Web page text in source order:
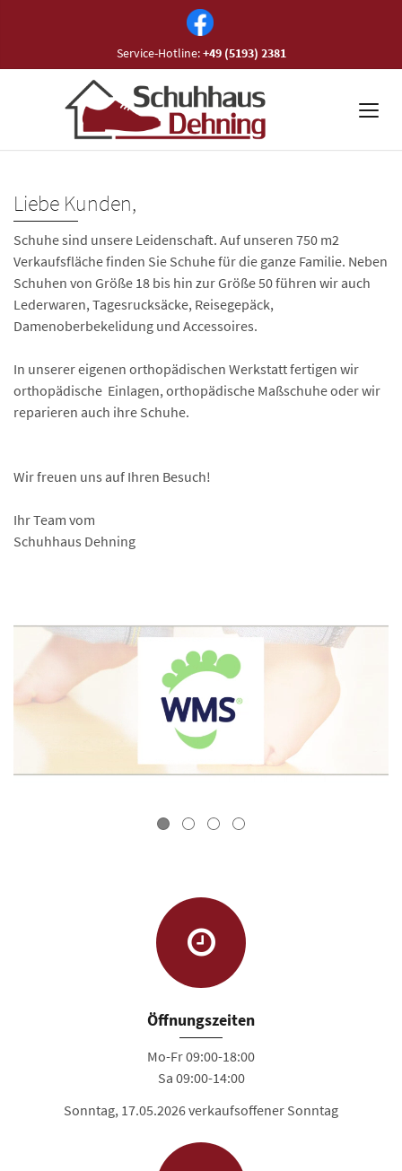
Service-Hotline:+49 (5193) 2381
Liebe Kunden,
Schuhe sind unsere Leidenschaft. Auf unseren 750 m2
Verkaufsfläche finden Sie Schuhe für die ganze Familie. Neben
Schuhen von Größe 18 bis hin zur Größe 50 führen wir auch
Lederwaren, Tagesrucksäcke, Reisegepäck,
Damenoberbekelidung und Accessoires.
In unserer eigenen orthopädischen Werkstatt fertigen wir
orthopädische Einlagen, orthopädische Maßschuhe oder wir
reparieren auch ihre Schuhe.
Wir freuen uns auf Ihren Besuch!
Ihr Team vom
Schuhhaus Dehning
Öffnungszeiten
Mo-Fr 09:00-18:00
Sa 09:00-14:00
Sonntag, 17.05.2026 verkaufsoffener Sonntag